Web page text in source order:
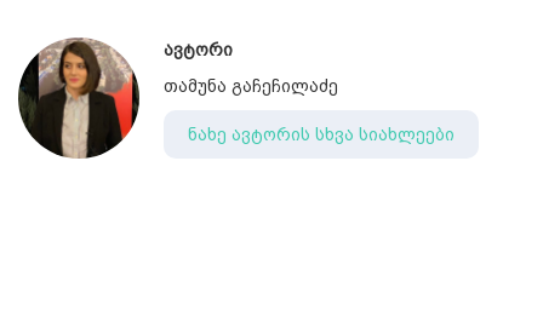
ავტორი
თამუნა გაჩეჩილაძე
ნახე ავტორის სხვა სიახლეები